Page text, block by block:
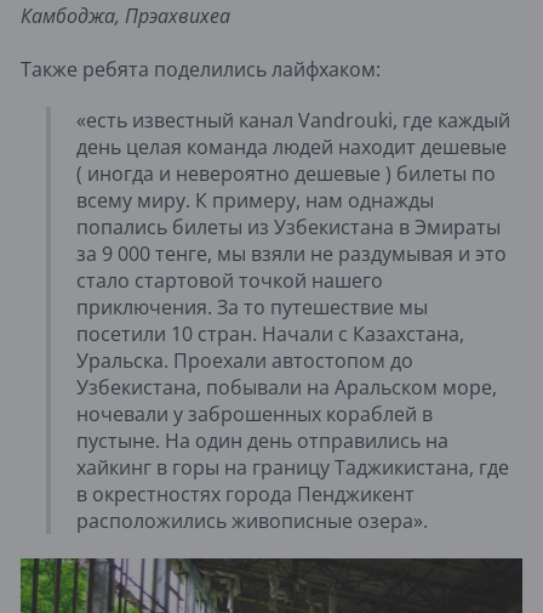
Камбоджа, Прэахвихеа
Также ребята поделились лайфхаком:
«есть известный канал Vandrouki, где каждый
день целая команда людей находит дешевые
( иногда и невероятно дешевые ) билеты по
всему миру. К примеру, нам однажды
попались билеты из Узбекистана в Эмираты
за 9 000 тенге, мы взяли не раздумывая и это
стало стартовой точкой нашего
приключения. За то путешествие мы
посетили 10 стран. Начали с Казахстана,
Уральска. Проехали автостопом до
Узбекистана, побывали на Аральском море,
ночевали у заброшенных кораблей в
пустыне. На один день отправились на
хайкинг в горы на границу Таджикистана, где
в окрестностях города Пенджикент
расположились живописные озера».